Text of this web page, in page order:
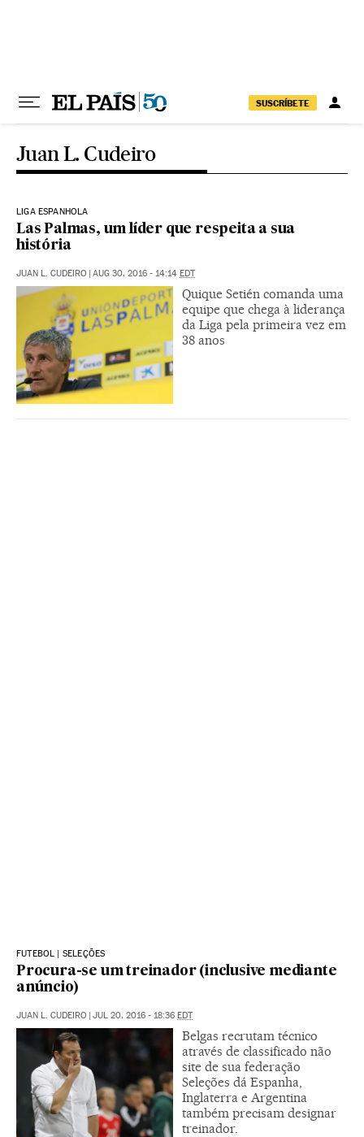
SUSCRÍBETE
Juan L. Cudeiro
LIGA ESPANHOLA
Las Palmas, um líder que respeita a sua
história
JUAN L. CUDEIRO | AUG 30, 2016 - 14:14 EDT
Quique Setién comanda uma
equipe que chega à liderança
da Liga pela primeira vez em
38 anos
FUTEBOL | SELEÇÕES
Procura-se um treinador (inclusive mediante
anúncio)
JUAN L. CUDEIRO | JUL 20, 2016 - 18:36 EDT
Belgas recrutam técnico
através de classificado não
site de sua federação
Seleções dá Espanha,
Inglaterra e Argentina
também precisam designar
treinador.